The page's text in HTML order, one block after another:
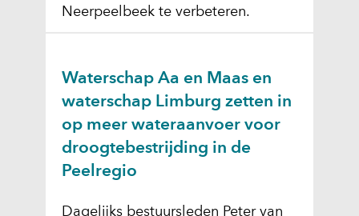
Neerpeelbeek te verbeteren.
Waterschap Aa en Maas en
waterschap Limburg zetten in
op meer wateraanvoer voor
droogtebestrijding in de
Peelregio
Dagelijks bestuursleden Peter van